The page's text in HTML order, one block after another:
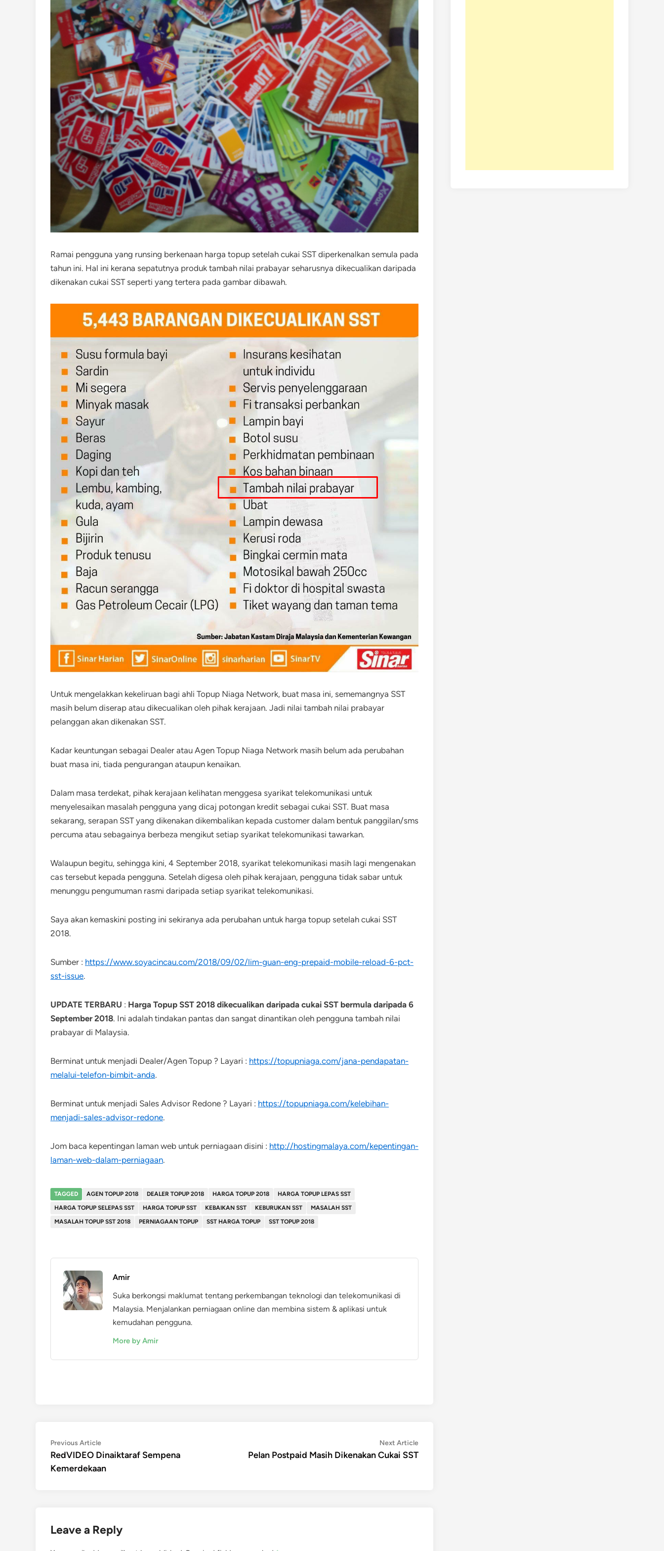
Ramai pengguna yang runsing berkenaan harga topup setelah cukai SST diperkenalkan semula pada
tahun ini. Hal ini kerana sepatutnya produk tambah nilai prabayar seharusnya dikecualikan daripada
dikenakan cukai SST seperti yang tertera pada gambar dibawah.
Untuk mengelakkan kekeliruan bagi ahli Topup Niaga Network, buat masa ini, sememangnya SST
masih belum diserap atau dikecualikan oleh pihak kerajaan. Jadi nilai tambah nilai prabayar
pelanggan akan dikenakan SST.
Kadar keuntungan sebagai Dealer atau Agen Topup Niaga Network masih belum ada perubahan
buat masa ini, tiada pengurangan ataupun kenaikan.
Dalam masa terdekat, pihak kerajaan kelihatan menggesa syarikat telekomunikasi untuk
menyelesaikan masalah pengguna yang dicaj potongan kredit sebagai cukai SST. Buat masa
sekarang, serapan SST yang dikenakan dikembalikan kepada customer dalam bentuk panggilan/sms
percuma atau sebagainya berbeza mengikut setiap syarikat telekomunikasi tawarkan.
Walaupun begitu, sehingga kini, 4 September 2018, syarikat telekomunikasi masih lagi mengenakan
cas tersebut kepada pengguna. Setelah digesa oleh pihak kerajaan, pengguna tidak sabar untuk
menunggu pengumuman rasmi daripada setiap syarikat telekomunikasi.
Saya akan kemaskini posting ini sekiranya ada perubahan untuk harga topup setelah cukai SST
2018.
Sumber : https://www.soyacincau.com/2018/09/02/lim-guan-eng-prepaid-mobile-reload-6-pct-
sst-issue.
UPDATE TERBARU : Harga Topup SST 2018 dikecualikan daripada cukai SST bermula daripada 6
September 2018. Ini adalah tindakan pantas dan sangat dinantikan oleh pengguna tambah nilai
prabayar di Malaysia.
Berminat untuk menjadi Dealer/Agen Topup ? Layari : https://topupniaga.com/jana-pendapatan-
melalui-telefon-bimbit-anda.
Berminat untuk menjadi Sales Advisor Redone ? Layari : https://topupniaga.com/kelebihan-
menjadi-sales-advisor-redone.
Jom baca kepentingan laman web untuk perniagaan disini : http://hostingmalaya.com/kepentingan-
laman-web-dalam-perniagaan.
TAGGED AGEN TOPUP 2018 DEALER TOPUP 2018 HARGA TOPUP 2018
HARGA TOPUP LEPAS SST
HARGA TOPUP SELEPAS SST
HARGA TOPUP SST KEBAIKAN SST KEBURUKAN SST
MASALAH SST
MASALAH TOPUP SST 2018
PERNIAGAAN TOPUP SST HARGA TOPUP SST TOPUP 2018
Amir
Suka berkongsi maklumat tentang perkembangan teknologi dan telekomunikasi di
Malaysia. Menjalankan perniagaan online dan membina sistem & aplikasi untuk
kemudahan pengguna.
More by Amir
Post
navigation
Previous ArticlePrevious
article:
RedVIDEO Dinaiktaraf Sempena
Kemerdekaan
Next ArticleNext
article:
Pelan Postpaid Masih Dikenakan Cukai SST
Leave a Reply